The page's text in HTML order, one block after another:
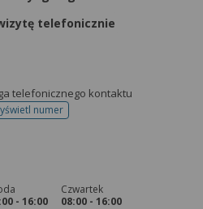
telefonicznie
telefonicznego kontaktu
numer
telefonu do rejestracji
- 16:00
Czwartek
08:00 - 16:00